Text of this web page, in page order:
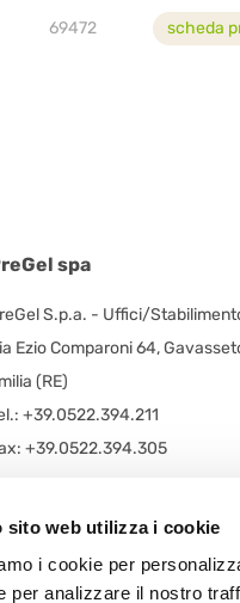
sito web utilizza i cookie
i cookie per
per analizzare il nostro
69472 scheda
spa
S.p.a. - Uffici/
Ezio Comparoni 64,
(RE)
+39.0522.394.211
+39.0522.394.305
11 Settembre 2001 n. 5/A